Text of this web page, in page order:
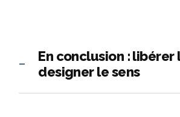
—
En conclusion : libérer
designer le sens